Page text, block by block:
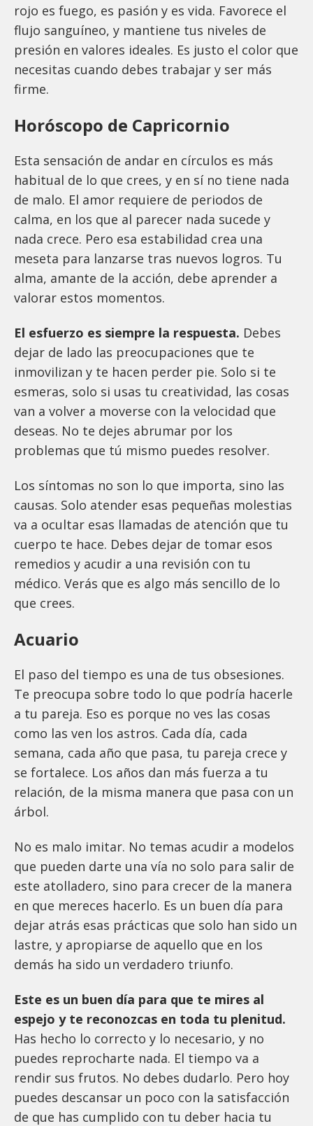
rojo es fuego, es pasión y es vida. Favorece el
flujo sanguíneo, y mantiene tus niveles de
presión en valores ideales. Es justo el color que
necesitas cuando debes trabajar y ser más
firme.
Horóscopo de Capricornio
Esta sensación de andar en círculos es más
habitual de lo que crees, y en sí no tiene nada
de malo. El amor requiere de periodos de
calma, en los que al parecer nada sucede y
nada crece. Pero esa estabilidad crea una
meseta para lanzarse tras nuevos logros. Tu
alma, amante de la acción, debe aprender a
valorar estos momentos.
El esfuerzo es siempre la respuesta. Debes
dejar de lado las preocupaciones que te
inmovilizan y te hacen perder pie. Solo si te
esmeras, solo si usas tu creatividad, las cosas
van a volver a moverse con la velocidad que
deseas. No te dejes abrumar por los
problemas que tú mismo puedes resolver.
Los síntomas no son lo que importa, sino las
causas. Solo atender esas pequeñas molestias
va a ocultar esas llamadas de atención que tu
cuerpo te hace. Debes dejar de tomar esos
remedios y acudir a una revisión con tu
médico. Verás que es algo más sencillo de lo
que crees.
Acuario
El paso del tiempo es una de tus obsesiones.
Te preocupa sobre todo lo que podría hacerle
a tu pareja. Eso es porque no ves las cosas
como las ven los astros. Cada día, cada
semana, cada año que pasa, tu pareja crece y
se fortalece. Los años dan más fuerza a tu
relación, de la misma manera que pasa con un
árbol.
No es malo imitar. No temas acudir a modelos
que pueden darte una vía no solo para salir de
este atolladero, sino para crecer de la manera
en que mereces hacerlo. Es un buen día para
dejar atrás esas prácticas que solo han sido un
lastre, y apropiarse de aquello que en los
demás ha sido un verdadero triunfo.
Este es un buen día para que te mires al
espejo y te reconozcas en toda tu plenitud.
Has hecho lo correcto y lo necesario, y no
puedes reprocharte nada. El tiempo va a
rendir sus frutos. No debes dudarlo. Pero hoy
puedes descansar un poco con la satisfacción
de que has cumplido con tu deber hacia tu